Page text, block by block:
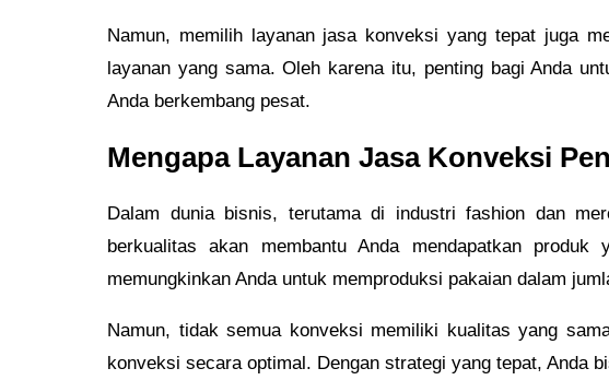
Namun, memilih layanan jasa konveksi yang tepat juga
layanan yang sama. Oleh karena itu, penting bagi Anda
Anda berkembang pesat.
Mengapa Layanan Jasa Konveksi
Dalam dunia bisnis, terutama di industri fashion dan
berkualitas akan membantu Anda mendapatkan
memungkinkan Anda untuk memproduksi pakaian dalam
Namun, tidak semua konveksi memiliki kualitas yang
konveksi secara optimal. Dengan strategi yang tepat, Anda